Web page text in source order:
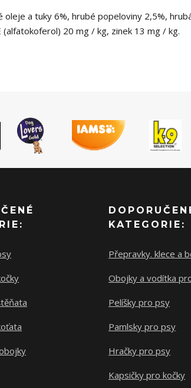
a tuky 6%, hrubé popeloviny 2,5%,
20 mg / kg, zinek 13 mg / kg.
KATEGORIE:
Přepravky. klece a
Obojky a vodítka
Pelíšky pro psy
Pamlsky pro psy
Hračky pro psy
Kapsičky pro kočky